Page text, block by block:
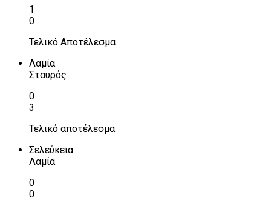
1
0
Τελικό Αποτέλεσμα
Λαμία
Σταυρός
0
3
Τελικό αποτέλεσμα
Σελεύκεια
Λαμία
0
0